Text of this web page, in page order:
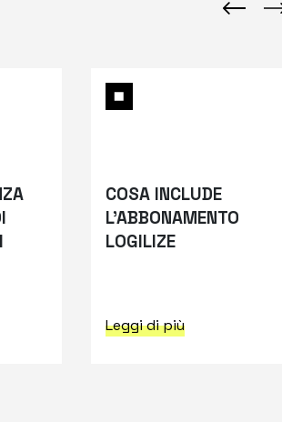
COSA INCLUDE
L’ABBONAMENTO
LOGILIZE
Leggi di più